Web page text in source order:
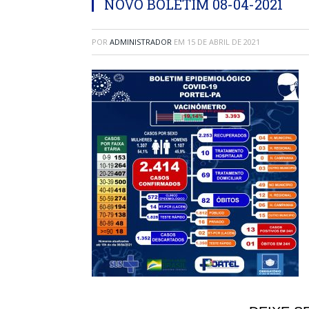
NOVO BOLETIM 08-04-2021
POR ADMINISTRADOR EM 15 DE ABRIL DE 2021